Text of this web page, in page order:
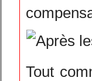
Tout